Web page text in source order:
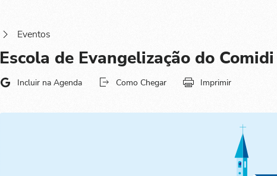
Eventos
Escola de Evangelização do Comidi
Incluir na Agenda Como Chegar Imprimir